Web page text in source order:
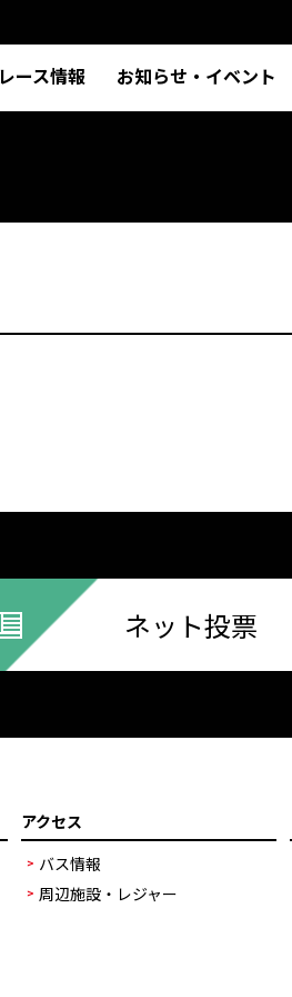
レース情報 お知らせ・イベント
ネット投票
アクセス
バス情報
周辺施設・レジャー